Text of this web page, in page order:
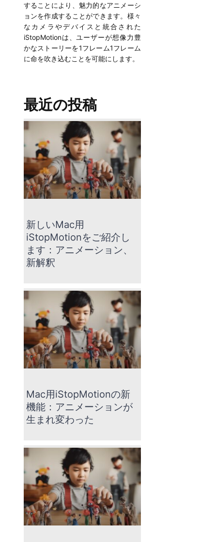
することにより、魅力的なアニメーシ
ョンを作成することができます。様々
なカメラやデバイスと統合された
iStopMotionは、ユーザーが想像力豊
かなストーリーを1フレーム1フレーム
に命を吹き込むことを可能にします。
最近の投稿
新しいMac用
iStopMotionをご紹介し
ます：アニメーション、
新解釈
Mac用iStopMotionの新
機能：アニメーションが
生まれ変わった